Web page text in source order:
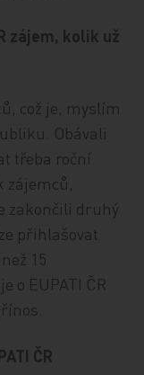
zájem, kolik už
což je, myslím
Obávali
třeba roční
zájemců,
zakončili druhý
přihlašovat
15
o EUPATI ČR
ČR